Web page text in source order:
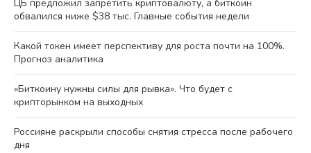
ЦБ предложил запретить криптовалюту, а биткоин
обвалился ниже $38 тыс. Главные события недели
Какой токен имеет перспективу для роста почти на 100%.
Прогноз аналитика
«Биткоину нужны силы для рывка». Что будет с
крипторынком на выходных
Россияне раскрыли способы снятия стресса после рабочего
дня